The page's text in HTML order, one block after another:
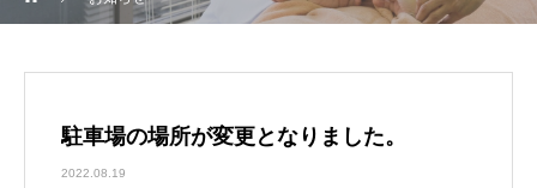
駐車場の場所が変更となりました。
2022.08.19